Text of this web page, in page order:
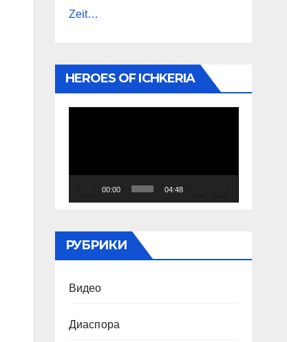
Zeit…
HEROES OF ICHKERIA
00:00 04:48
РУБРИКИ
Видео
Диаспора